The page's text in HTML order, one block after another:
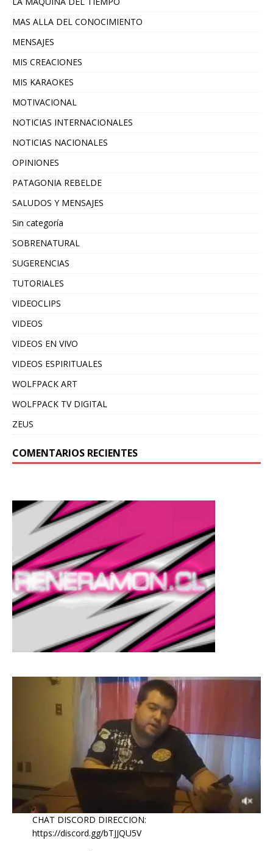
MAS ALLA DEL CONOCIMIENTO
MENSAJES
MIS CREACIONES
MIS KARAOKES
MOTIVACIONAL
NOTICIAS INTERNACIONALES
NOTICIAS NACIONALES
OPINIONES
PATAGONIA REBELDE
SALUDOS Y MENSAJES
Sin categoría
SOBRENATURAL
SUGERENCIAS
TUTORIALES
VIDEOCLIPS
VIDEOS
VIDEOS EN VIVO
VIDEOS ESPIRITUALES
WOLFPACK ART
WOLFPACK TV DIGITAL
ZEUS
COMENTARIOS RECIENTES
CHAT DISCORD DIRECCION:
https://discord.gg/bTJJQU5V